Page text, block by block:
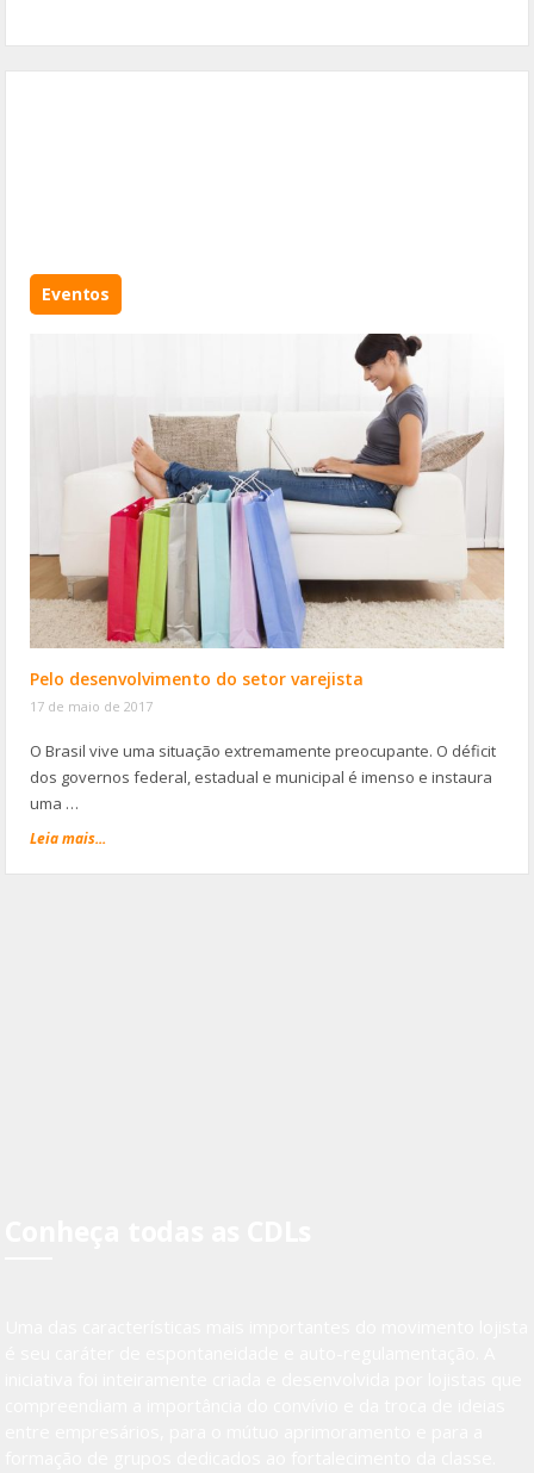
Eventos
Pelo desenvolvimento do setor varejista
17 de maio de 2017
O Brasil vive uma situação extremamente preocupante. O déficit
dos governos federal, estadual e municipal é imenso e instaura
uma …
Leia mais...